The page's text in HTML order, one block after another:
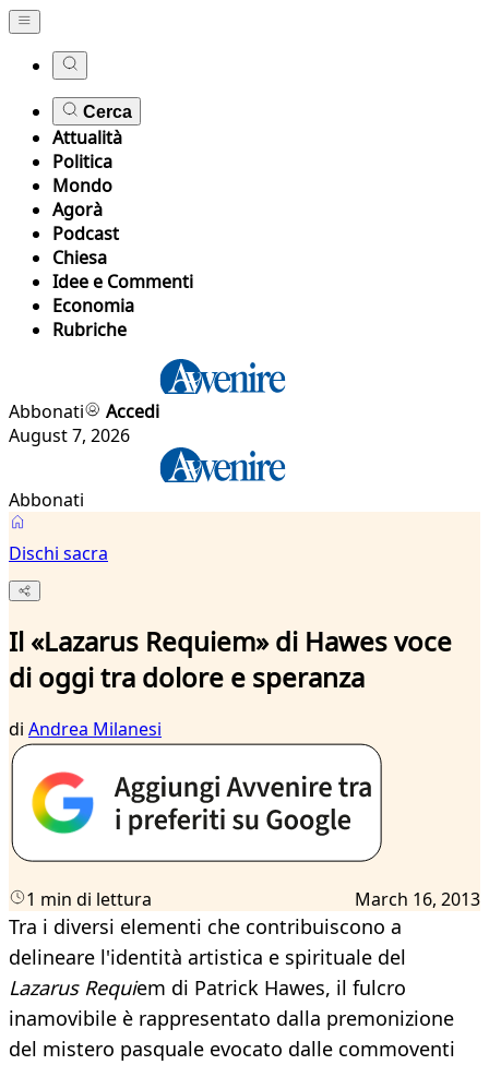
Cerca
Attualità
Politica
Mondo
Agorà
Podcast
Chiesa
Idee e Commenti
Economia
Rubriche
Abbonati
Accedi
August 7, 2026
Abbonati
Dischi sacra
Il «Lazarus Requiem» di Hawes voce
di oggi tra dolore e speranza
di Andrea Milanesi
1 min di lettura March 16, 2013
Tra i diversi elementi che contribuiscono a
delineare l'identità artistica e spirituale del
Lazarus Requiem di Patrick Hawes, il fulcro
inamovibile è rappresentato dalla premonizione
del mistero pasquale evocato dalle commoventi